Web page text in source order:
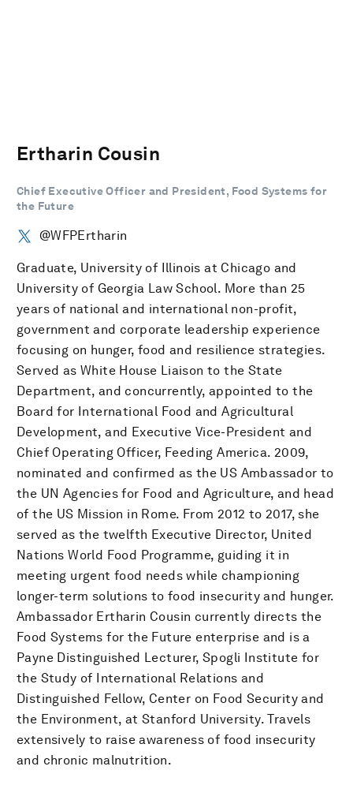
Ertharin Cousin
Chief Executive Officer and President, Food Systems for
the Future
@WFPErtharin
Graduate, University of Illinois at Chicago and
University of Georgia Law School. More than 25
years of national and international non-profit,
government and corporate leadership experience
focusing on hunger, food and resilience strategies.
Served as White House Liaison to the State
Department, and concurrently, appointed to the
Board for International Food and Agricultural
Development, and Executive Vice-President and
Chief Operating Officer, Feeding America. 2009,
nominated and confirmed as the US Ambassador to
the UN Agencies for Food and Agriculture, and head
of the US Mission in Rome. From 2012 to 2017, she
served as the twelfth Executive Director, United
Nations World Food Programme, guiding it in
meeting urgent food needs while championing
longer-term solutions to food insecurity and hunger.
Ambassador Ertharin Cousin currently directs the
Food Systems for the Future enterprise and is a
Payne Distinguished Lecturer, Spogli Institute for
the Study of International Relations and
Distinguished Fellow, Center on Food Security and
the Environment, at Stanford University. Travels
extensively to raise awareness of food insecurity
and chronic malnutrition.